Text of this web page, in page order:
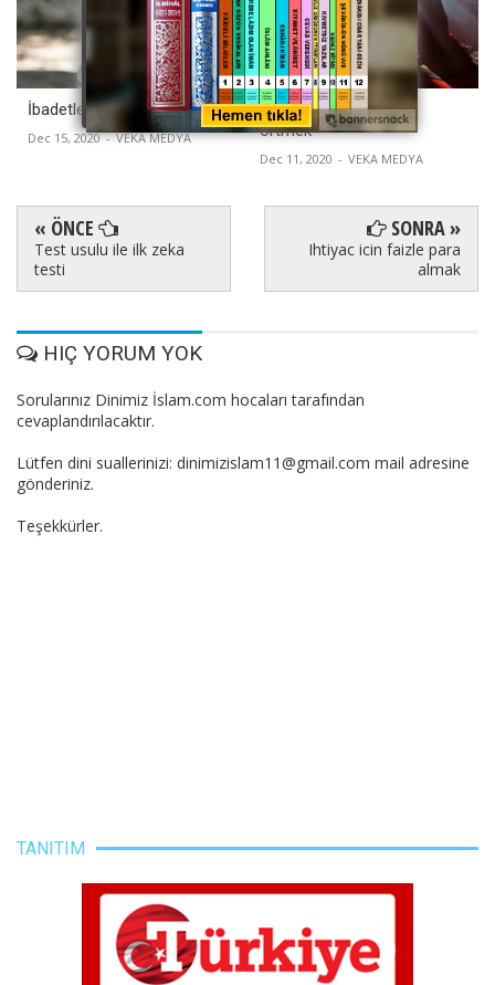
İbadetlerin doğru olması için
Dec 15, 2020 - VEKA MEDYA
Namazda avret yerini
örtmek
Dec 11, 2020 - VEKA MEDYA
« ÖNCE
Test usulu ile ilk zeka
testi
SONRA »
Ihtiyac icin faizle para
almak
HIÇ YORUM YOK
Sorularınız Dinimiz İslam.com hocaları tarafından
cevaplandırılacaktır.
Lütfen dini suallerinizi: dinimizislam11@gmail.com mail adresine
gönderiniz.
Teşekkürler.
TANITIM